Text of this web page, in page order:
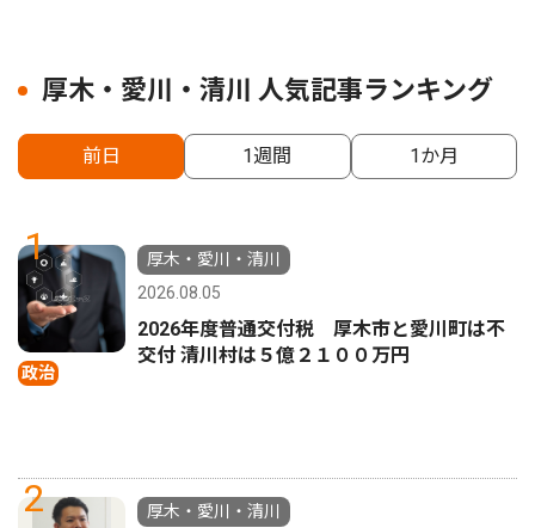
厚木・愛川・清川 人気記事ランキング
前日 1週間 1か月
1
政治
厚木・愛川・清川
2026.08.05
2026年度普通交付税 厚木市と愛川町は不
交付 清川村は５億２１００万円
2
厚木・愛川・清川